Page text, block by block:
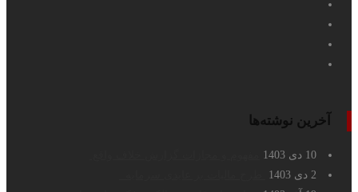
آخرین نوشته‌ها
10 دی 1403
2 دی 1403